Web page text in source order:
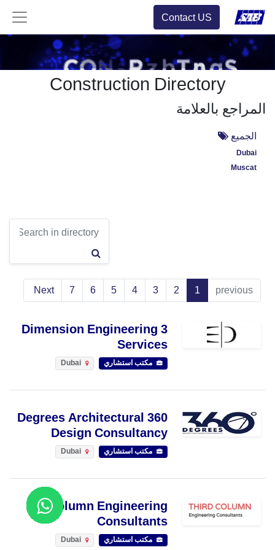
Contact US
Construction Directory
المراجع بالعلامة
الجميع
Dubai
Muscat
previous
1
2
3
4
5
6
7
Next
3 Dimension Engineering
Services
مكتب استشاري
360 Degrees Architectural
Design Consultancy
مكتب استشاري
3rd Column Engineering
Consultants
مكتب استشاري